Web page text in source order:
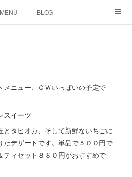
MENU BLOG
メニュー、ＧＷいっぱいの予定で
スイーツ
とタピオカ、そして新鮮ないちごに
たデザートです。単品で５００円で
ティセット８８０円がおすすめで